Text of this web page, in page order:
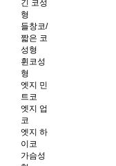
긴 코성
형
들창코/
짧은 코
성형
휜코성
형
엣지 민
트코
엣지 업
코
엣지 하
이코
가슴성